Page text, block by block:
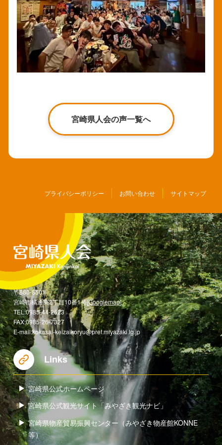
宮崎県人会の声一覧へ
プライバシーポリシー お問い合わせ サイトマップ
〒880-8501
宮崎市橘通東2丁目10番1号[Googlemap]
TEL:0985-44-2623
FAX:0985-26-7327
E-mail:kokusai-keizaikoryu@pref.miyazaki.lg.jp
Links
宮崎県公式ホームページ
宮崎県公式観光サイト「みやざき観光ナビ」
宮崎県物産貿易振興センター（みやざき物産館KONNE
等）